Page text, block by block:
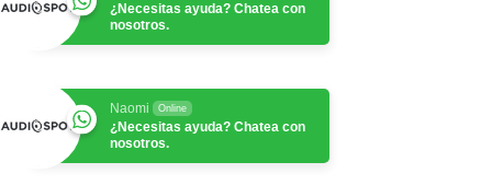
¿Necesitas ayuda? Chatea con
nosotros.
Naomi Online
¿Necesitas ayuda? Chatea con
nosotros.